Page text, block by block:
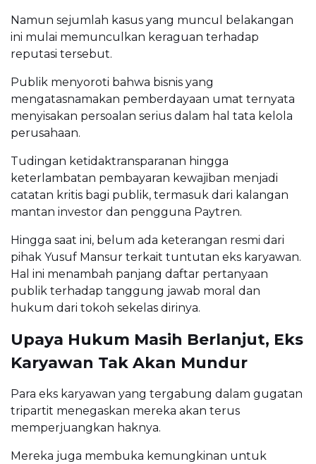
Namun sejumlah kasus yang muncul belakangan
ini mulai memunculkan keraguan terhadap
reputasi tersebut.
Publik menyoroti bahwa bisnis yang
mengatasnamakan pemberdayaan umat ternyata
menyisakan persoalan serius dalam hal tata kelola
perusahaan.
Tudingan ketidaktransparanan hingga
keterlambatan pembayaran kewajiban menjadi
catatan kritis bagi publik, termasuk dari kalangan
mantan investor dan pengguna Paytren.
Hingga saat ini, belum ada keterangan resmi dari
pihak Yusuf Mansur terkait tuntutan eks karyawan.
Hal ini menambah panjang daftar pertanyaan
publik terhadap tanggung jawab moral dan
hukum dari tokoh sekelas dirinya.
Upaya Hukum Masih Berlanjut, Eks
Karyawan Tak Akan Mundur
Para eks karyawan yang tergabung dalam gugatan
tripartit menegaskan mereka akan terus
memperjuangkan haknya.
Mereka juga membuka kemungkinan untuk